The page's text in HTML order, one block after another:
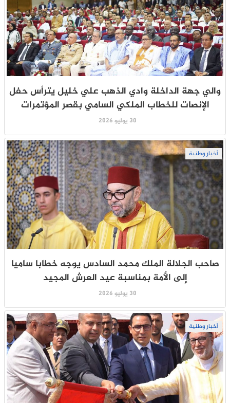
والي جهة الداخلة وادي الذهب علي خليل يترأس حفل
الإنصات للخطاب الملكي السامي بقصر المؤتمرات
30 يوليو 2026
أخبار وطنية
صاحب الجلالة الملك محمد السادس يوجه خطابا ساميا
إلى الأمة بمناسبة عيد العرش المجيد
30 يوليو 2026
أخبار وطنية